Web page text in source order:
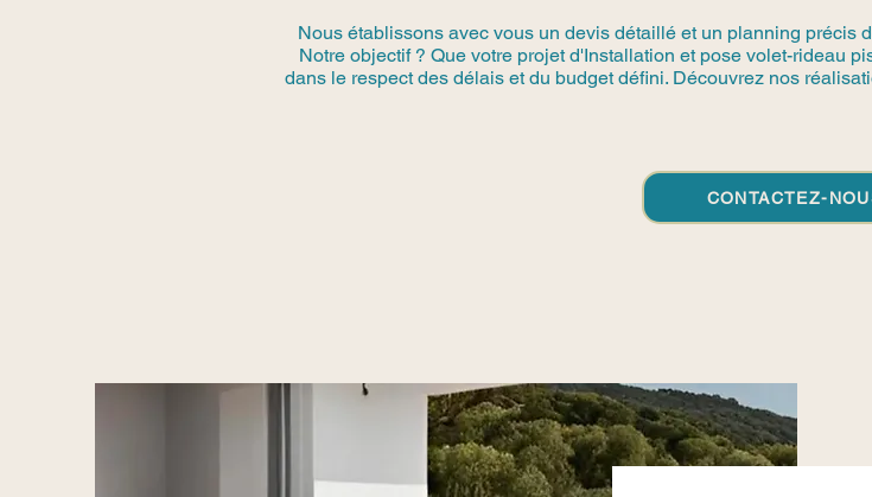
Nous établissons avec vous un devis détaillé et un planning précis
Notre objectif ? Que votre projet d'Installation et pose volet-rideau
dans le respect des délais et du budget défini. Découvrez nos
CONTACTEZ-